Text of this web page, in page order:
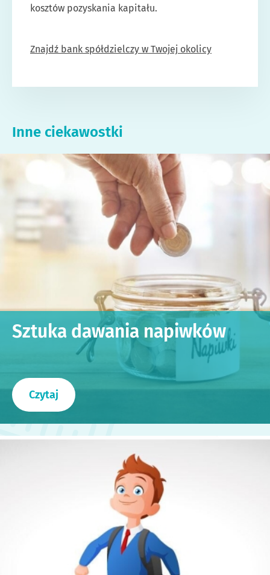
kosztów pozyskania kapitału.
Znajdź bank spółdzielczy w Twojej okolicy
Inne ciekawostki
Sztuka dawania napiwków
Czytaj